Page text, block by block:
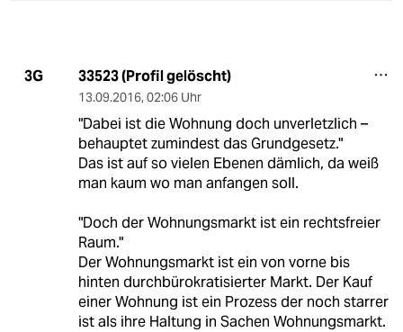
3G 33523 (Profil gelöscht)
13.09.2016, 02:06 Uhr
"Dabei ist die Wohnung doch unverletzlich –
behauptet zumindest das Grundgesetz."
Das ist auf so vielen Ebenen dämlich, da weiß
man kaum wo man anfangen soll.
"Doch der Wohnungsmarkt ist ein rechtsfreier
Raum."
Der Wohnungsmarkt ist ein von vorne bis
hinten durchbürokratisierter Markt. Der Kauf
einer Wohnung ist ein Prozess der noch starrer
ist als ihre Haltung in Sachen Wohnungsmarkt.